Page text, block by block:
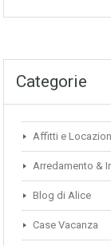
Categorie
Affitti e
Arredamento &
Blog di Alice
Case Vacanza